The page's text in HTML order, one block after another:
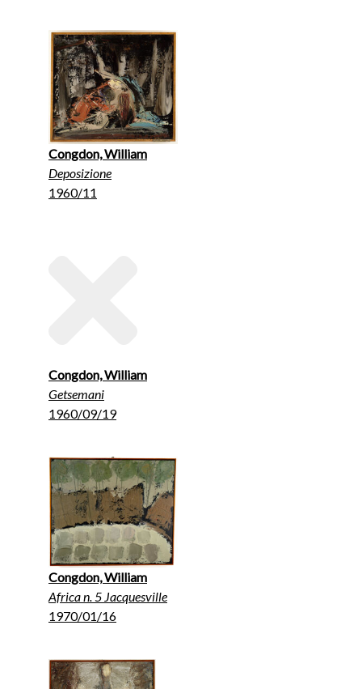
Congdon, William
Deposizione
1960/11
Congdon, William
Getsemani
1960/09/19
Congdon, William
Africa n. 5 Jacquesville
1970/01/16